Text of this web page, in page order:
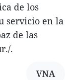
de los
servicio en la
de las
.
VNA